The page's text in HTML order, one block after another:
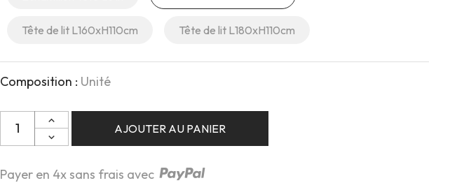
Tête de lit L160xH110cm Tête de lit L180xH110cm
Composition : Unité
Quantité
AJOUTER AU PANIER
Payer en 4x sans frais avec